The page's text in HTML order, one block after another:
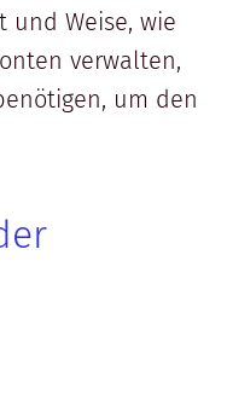
und Weise, wie
verwalten,
um den